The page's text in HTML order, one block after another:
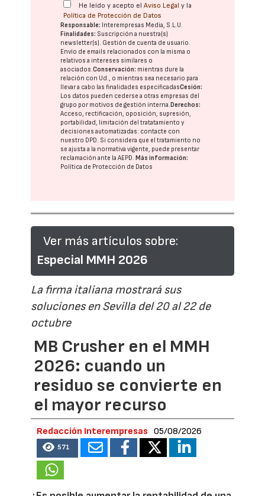
He leído y acepto elAviso Legal y la
Política de Protección de Datos
Responsable: Interempresas Media, S.L.U.
Finalidades: Suscripción a nuestra(s)
newsletter(s). Gestión de cuenta de usuario.
Envío de emails relacionados con la misma o
relativos a intereses similares o
asociados.Conservación: mientras dure la
relación con Ud., o mientras sea necesario para
llevar a cabo las finalidades especificadasCesión:
Los datos pueden cederse a otras empresas del
grupo por motivos de gestión interna.Derechos:
Acceso, rectificación, oposición, supresión,
portabilidad, limitación del tratatamiento y
decisiones automatizadas: contacte con
nuestro DPD . Si considera que el tratamiento no
se ajusta a la normativa vigente, puede presentar
reclamación ante laAEPD .Más información:
Política de Protección de Datos
Ver más artículos sobre:
Especial MMH 2026
La firma italiana mostrará sus
soluciones en Sevilla del 20 al 22 de
octubre
MB Crusher en el MMH
2026: cuando un
residuo se convierte en
el mayor recurso
Redacción Interempresas 05/08/2026
571